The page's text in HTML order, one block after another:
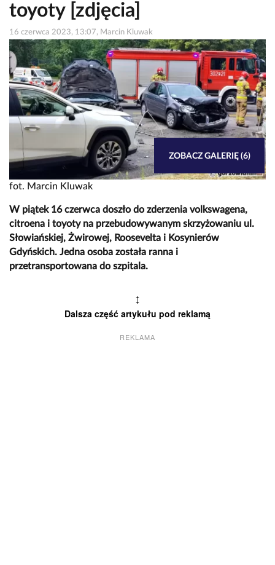
toyoty [zdjęcia]
16 czerwca 2023, 13:07, Marcin Kluwak
fot. Marcin Kluwak
ZOBACZ GALERIĘ (6)
W piątek 16 czerwca doszło do zderzenia volkswagena,
citroena i toyoty na przebudowywanym skrzyżowaniu ul.
Słowiańskiej, Żwirowej, Roosevelta i Kosynierów
Gdyńskich. Jedna osoba została ranna i
przetransportowana do szpitala.
↕
Dalsza część artykułu pod reklamą
REKLAMA